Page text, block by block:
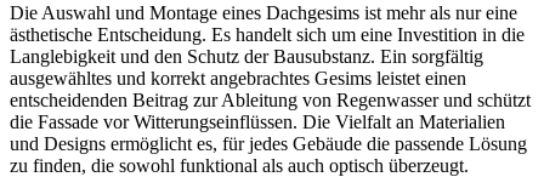
Die Auswahl und Montage eines Dachgesims ist mehr als nur eine
ästhetische Entscheidung. Es handelt sich um eine Investition in die
Langlebigkeit und den Schutz der Bausubstanz. Ein sorgfältig
ausgewähltes und korrekt angebrachtes Gesims leistet einen
entscheidenden Beitrag zur Ableitung von Regenwasser und schützt
die Fassade vor Witterungseinflüssen. Die Vielfalt an Materialien
und Designs ermöglicht es, für jedes Gebäude die passende Lösung
zu finden, die sowohl funktional als auch optisch überzeugt.